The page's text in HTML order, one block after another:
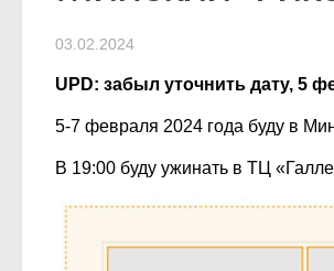
03.02.2024
UPD: забыл уточнить дату, 5
5-7 февраля 2024 года буду в
В 19:00 буду ужинать в ТЦ